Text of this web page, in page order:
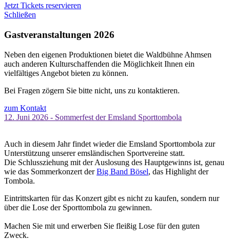
Jetzt Tickets reservieren
Schließen
Gastveranstaltungen 2026
Neben den eigenen Produktionen bietet die Waldbühne Ahmsen
auch anderen Kulturschaffenden die Möglichkeit Ihnen ein
vielfältiges Angebot bieten zu können.
Bei Fragen zögern Sie bitte nicht, uns zu kontaktieren.
zum Kontakt
12. Juni 2026 - Sommerfest der Emsland Sporttombola
Auch in diesem Jahr findet wieder die Emsland Sporttombola zur
Unterstützung unserer emsländischen Sportvereine statt.
Die Schlussziehung mit der Auslosung des Hauptgewinns ist, genau
wie das Sommerkonzert derBig Band Bösel, das Highlight der
Tombola.
Eintrittskarten für das Konzert gibt es nicht zu kaufen, sondern nur
über die Lose der Sporttombola zu gewinnen.
Machen Sie mit und erwerben Sie fleißig Lose für den guten
Zweck.